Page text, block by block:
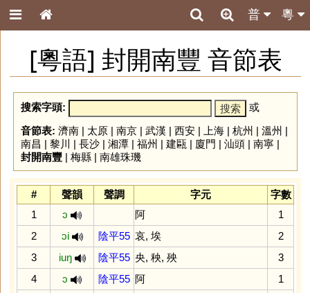
粵
普
[粵語] 封開南豐 音節表
搜索字頭:
或
音節表: 濟南| 太原| 南京| 武漢 | 西安| 上海| 杭州 | 溫州 |
南昌 | 黎川 | 長沙| 湘潭| 福州 | 建甌 | 廈門 | 汕頭| 南寧|
封開南豐| 梅縣| 南雄珠璣
# 聲韻 聲調 字元
字數
1
ɔ 阿
1
2
ɔi 陰平55 哀, 埃
2
3
iuŋ 陰平55 央, 秧, 殃
3
4
ɔ 陰平55 阿
1